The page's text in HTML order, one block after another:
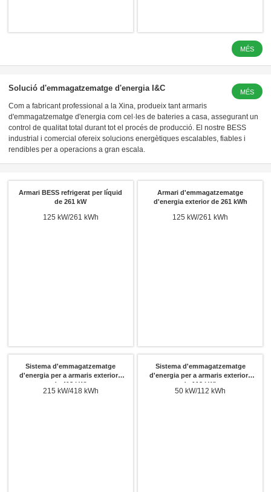
LFP 3.2 V
MÉS
Solució d'emmagatzematge d'energia I&C MÉS
Com a fabricant professional a la Xina, produeix tant armaris
d'emmagatzematge d'energia com cel·les de bateries a casa, assegurant un
control de qualitat total durant tot el procés de producció. El nostre BESS
industrial i comercial ofereix solucions energètiques escalables, fiables i
rendibles per a operacions a gran escala.
Armari BESS refrigerat per líquid
de 261 kW
125 kW/261 kWh
Armari d'emmagatzematge
d'energia exterior de 261 kWh
125 kW/261 kWh
Sistema d'emmagatzematge
d'energia per a armaris exteriors
de 418 kWh
215 kW/418 kWh
Sistema d'emmagatzematge
d'energia per a armaris exteriors
de 112 kWh
50 kW/112 kWh